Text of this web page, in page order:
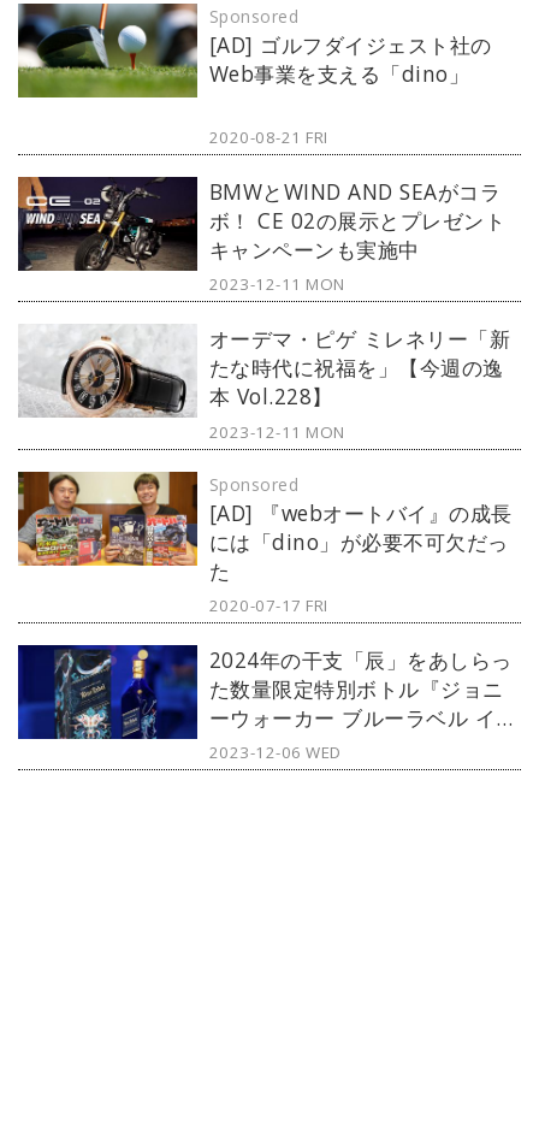
[AD] ゴルフダイジェスト社の
Web事業を支える「dino」
Sponsored
2020-08-21 FRI
BMWとWIND AND SEAがコラ
ボ！ CE 02の展示とプレゼント
キャンペーンも実施中
2023-12-11 MON
オーデマ・ピゲ ミレネリー「新
たな時代に祝福を」【今週の逸
本 Vol.228】
2023-12-11 MON
[AD] 『webオートバイ』の成長
には「dino」が必要不可欠だっ
た
Sponsored
2020-07-17 FRI
2024年の干支「辰」をあしらっ
た数量限定特別ボトル『ジョニ
ーウォーカー ブルーラベル イヤ
ーオブザドラゴン』が発売
2023-12-06 WED